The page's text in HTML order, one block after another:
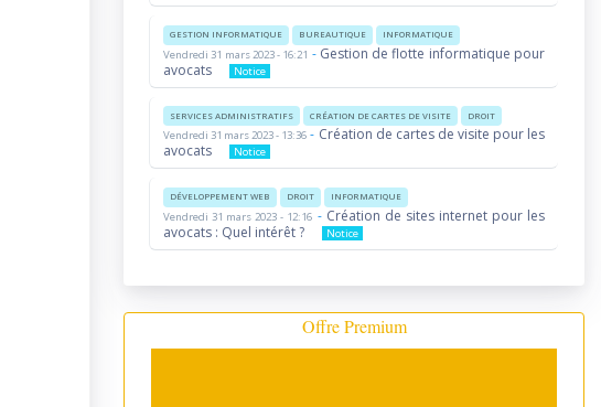
GESTION INFORMATIQUE BUREAUTIQUE INFORMATIQUE
Vendredi 31 mars 2023 - 16:21 - Gestion de flotte informatique pour
avocats
Notice
SERVICES ADMINISTRATIFS CRÉATION DE CARTES DE VISITE DROIT
Vendredi 31 mars 2023 - 13:36 - Création de cartes de visite pour les
avocats
Notice
DÉVELOPPEMENT WEB DROIT INFORMATIQUE
Vendredi 31 mars 2023 - 12:16 - Création de sites internet pour les
avocats : Quel intérêt ?
Notice
Offre Premium